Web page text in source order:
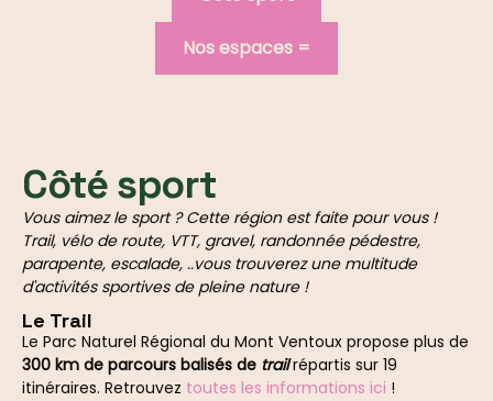
Nos espaces =
Côté sport
Vous aimez le sport ? Cette région est faite pour vous !
Trail, vélo de route, VTT, gravel, randonnée pédestre,
parapente, escalade, ..vous trouverez une multitude
d'activités sportives de pleine nature !
Le Trail
Le Parc Naturel Régional du Mont Ventoux propose plus de
300 km de parcours balisés de trail répartis sur 19
itinéraires. Retrouvez toutes les informations ici !